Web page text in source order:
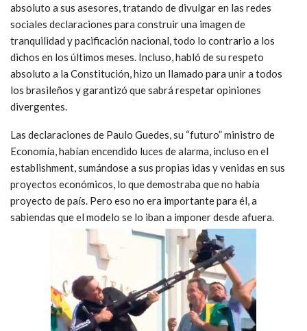
absoluto a sus asesores, tratando de divulgar en las redes
sociales declaraciones para construir una imagen de
tranquilidad y pacificación nacional, todo lo contrario a los
dichos en los últimos meses. Incluso, habló de su respeto
absoluto a la Constitución, hizo un llamado para unir a todos
los brasileños y garantizó que sabrá respetar opiniones
divergentes.
Las declaraciones de Paulo Guedes, su “futuro” ministro de
Economía, habían encendido luces de alarma, incluso en el
establishment, sumándose a sus propias idas y venidas en sus
proyectos económicos, lo que demostraba que no había
proyecto de país. Pero eso no era importante para él, a
sabiendas que el modelo se lo iban a imponer desde afuera.